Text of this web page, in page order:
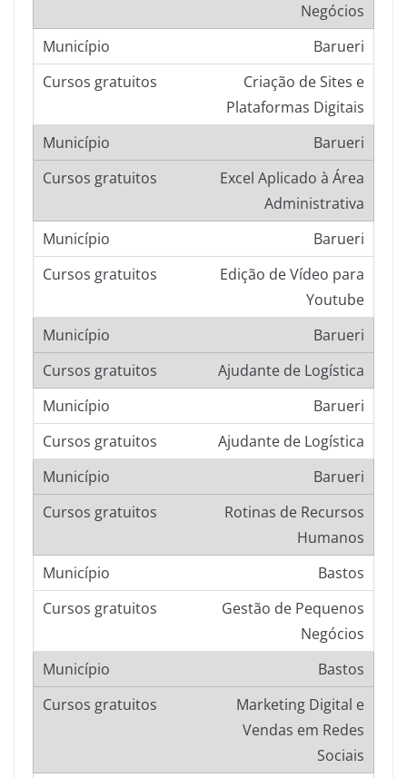
Negócios
Barueri
Criação de Sites e
Plataformas Digitais
Barueri
Excel Aplicado à Área
Administrativa
Barueri
Edição de Vídeo para
Youtube
Barueri
Ajudante de Logística
Barueri
Ajudante de Logística
Barueri
Rotinas de Recursos
Humanos
Bastos
Gestão de Pequenos
Negócios
Bastos
Marketing Digital e
Vendas em Redes
Sociais